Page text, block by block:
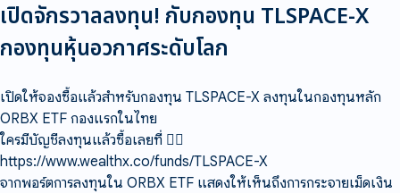
เปิดจักรวาลลงทุน! กับกองทุน TLSPACE-X
กองทุนหุ้นอวกาศระดับโลก
เปิดให้จองซื้อแล้วสำหรับกองทุน TLSPACE-X ลงทุนในกองทุนหลัก
ORBX ETF กองแรกในไทย
ใครมีบัญชีลงทุนแล้วซื้อเลยที่ 👇🏻
https://www.wealthx.co/funds/TLSPACE-X
จากพอร์ตการลงทุนใน ORBX ETF แสดงให้เห็นถึงการกระจายเม็ดเงิน